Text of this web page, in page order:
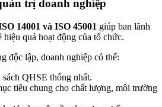
trị doanh nghiệp
14001 và ISO 45001 giúp ban lãnh
quả hoạt động của tổ chức.
độc lập, doanh nghiệp có thể:
QHSE thống nhất.
tiêu chung cho chất lượng, môi trường